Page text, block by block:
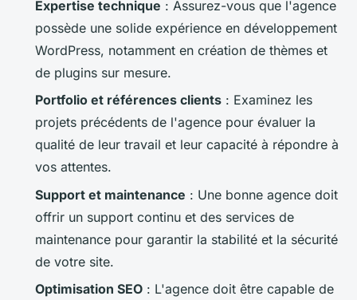
Expertise technique : Assurez-vous que l'agence
possède une solide expérience en développement
WordPress, notamment en création de thèmes et
de plugins sur mesure.
Portfolio et références clients : Examinez les
projets précédents de l'agence pour évaluer la
qualité de leur travail et leur capacité à répondre à
vos attentes.
Support et maintenance : Une bonne agence doit
offrir un support continu et des services de
maintenance pour garantir la stabilité et la sécurité
de votre site.
Optimisation SEO : L'agence doit être capable de